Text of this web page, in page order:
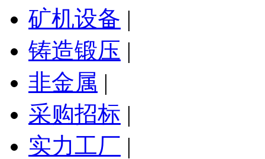
矿机设备 |
铸造锻压 |
非金属 |
采购招标 |
实力工厂 |